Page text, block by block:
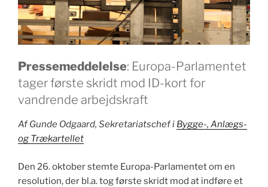
Pressemeddelelse: Europa-Parlamentet
tager første skridt mod ID-kort for
vandrende arbejdskraft
Af Gunde Odgaard, Sekretariatschef i Bygge-, Anlægs-
og Trækartellet
Den 26. oktober stemte Europa-Parlamentet om en
resolution, der bl.a. tog første skridt mod at indføre et